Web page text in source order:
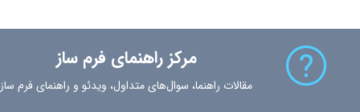
مرکز راهنمای فرم ساز
مقالات راهنما، سوال‌های متداول، ویدئو و راهنمای فرم ساز